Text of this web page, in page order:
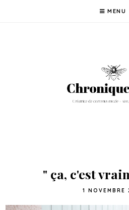
MENU
" ça, c'est
1 NOVEMBRE